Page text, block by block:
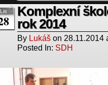
Lis
Komplexní
rok 2014
By Lukáš on 28.11.2014
Posted In: SDH